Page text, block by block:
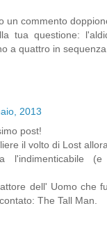
un commento
tua questione:
a quattro in
2013
post!
il volto di Lost
l'indimenticabile
dell' Uomo che
The Tall Man.